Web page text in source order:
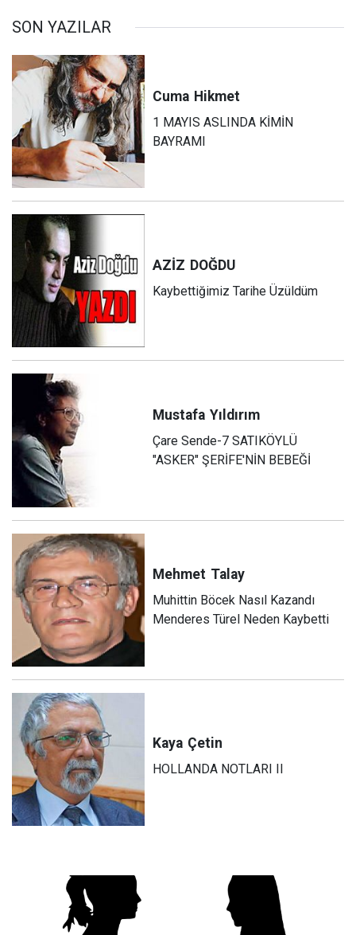
SON YAZILAR
Cuma Hikmet
1 MAYIS ASLINDA KİMİN
BAYRAMI
AZİZ DOĞDU
Kaybettiğimiz Tarihe Üzüldüm
Mustafa Yıldırım
Çare Sende-7 SATIKÖYLÜ
"ASKER" ŞERİFE'NİN BEBEĞİ
Mehmet Talay
Muhittin Böcek Nasıl Kazandı
Menderes Türel Neden Kaybetti
Kaya Çetin
HOLLANDA NOTLARI II